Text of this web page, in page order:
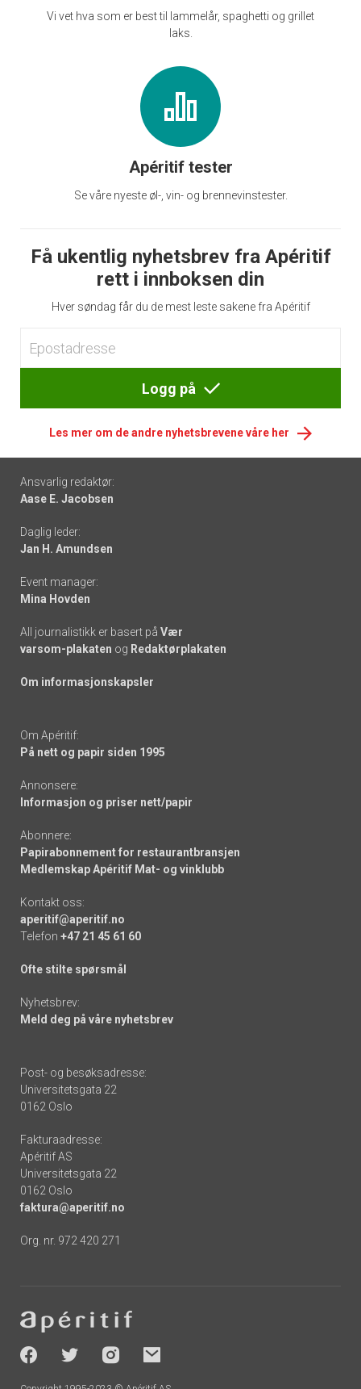
Vi vet hva som er best til lammelår, spaghetti og grillet
laks.
Apéritif tester
Se våre nyeste øl-, vin- og brennevinstester.
Få ukentlig nyhetsbrev fra Apéritif
rett i innboksen din
Hver søndag får du de mest leste sakene fra Apéritif
Logg på
Les mer om de andre nyhetsbrevene våre her
Footer
-
links
Ansvarlig redaktør:
Aase E. Jacobsen
Daglig leder:
Jan H. Amundsen
Event manager:
Mina Hovden
All journalistikk er basert på Vær
varsom-plakaten og Redaktørplakaten
Om informasjonskapsler
Om Apéritif:
På nett og papir siden 1995
Annonsere:
Informasjon og priser nett/papir
Abonnere:
Papirabonnement for restaurantbransjen
Medlemskap Apéritif Mat- og vinklubb
Kontakt oss:
aperitif@aperitif.no
Telefon +47 21 45 61 60
Ofte stilte spørsmål
Nyhetsbrev:
Meld deg på våre nyhetsbrev
Post- og besøksadresse:
Universitetsgata 22
0162 Oslo
Fakturaadresse:
Apéritif AS
Universitetsgata 22
0162 Oslo
faktura@aperitif.no
Org. nr. 972 420 271
-
socials